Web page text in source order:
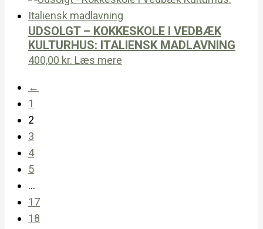
UDSOLGT – KOKKESKOLE I VEDBÆK
KULTURHUS: ITALIENSK MADLAVNING
400,00 kr. Læs mere
←
1
2
3
4
5
…
17
18